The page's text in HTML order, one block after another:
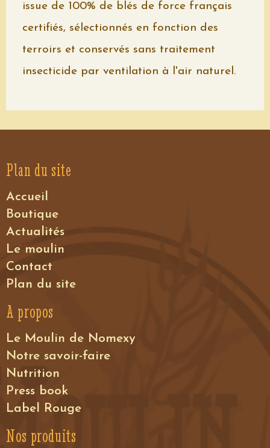
issue de 100% de blés de force français
certifiés, sélectionnés en fonction des
terroirs et conservés sans traitement
insecticide par ventilation à l'air naturel.
Plan du site
Accueil
Boutique
Actualités
Le moulin
Contact
Plan du site
A propos
Le Moulin de Nomexy
Notre savoir-faire
Nutrition
Press book
Label Rouge
Nos produits